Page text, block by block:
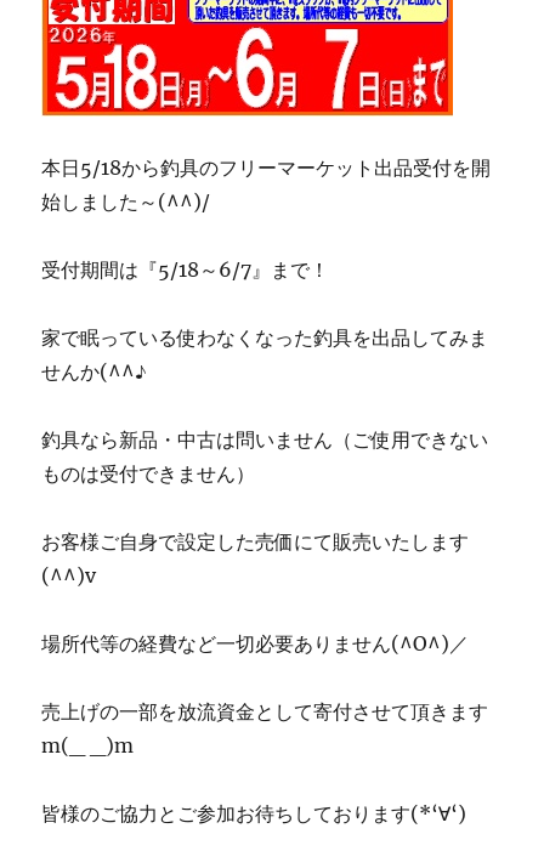
本日5/18から釣具のフリーマーケット出品受付を開
始しました～(^^)/
受付期間は『5/18～6/7』まで！
家で眠っている使わなくなった釣具を出品してみま
せんか(^^♪
釣具なら新品・中古は問いません（ご使用できない
ものは受付できません）
お客様ご自身で設定した売価にて販売いたします
(^^)v
場所代等の経費など一切必要ありません(^O^)／
売上げの一部を放流資金として寄付させて頂きます
m(_ _)m
皆様のご協力とご参加お待ちしております(*‘∀‘)